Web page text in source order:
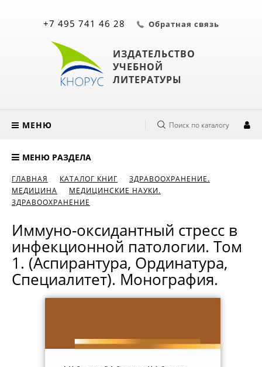
ИЗДАТЕЛЬСТВО
УЧЕБНОЙ
ЛИТЕРАТУРЫ
+7 495 741 46 28 Обратная связь
МЕНЮ Поиск по каталогу
МЕНЮ РАЗДЕЛА
ГЛАВНАЯ КАТАЛОГ КНИГ
ЗДРАВООХРАНЕНИЕ.
МЕДИЦИНА
МЕДИЦИНСКИЕ НАУКИ.
ЗДРАВООХРАНЕНИЕ
Иммуно-оксидантный стресс в
инфекционной патологии. Том
1. (Аспирантура, Ординатура,
Специалитет). Монография.